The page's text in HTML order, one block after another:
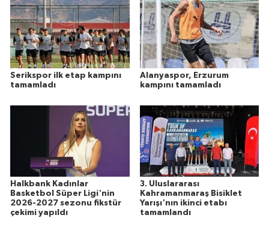
Serikspor ilk etap kampını
tamamladı
Alanyaspor, Erzurum
kampını tamamladı
Halkbank Kadınlar
Basketbol Süper Ligi'nin
2026-2027 sezonu fikstür
çekimi yapıldı
3. Uluslararası
Kahramanmaraş Bisiklet
Yarışı'nın ikinci etabı
tamamlandı